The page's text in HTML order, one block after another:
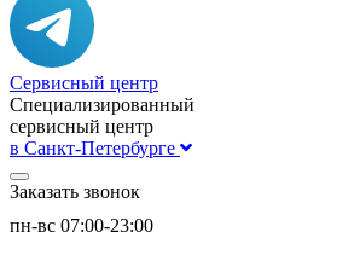
Сервисный центр
Специализированный
сервисный центр
в Санкт-Петербурге
Заказать звонок
пн-вс 07:00-23:00